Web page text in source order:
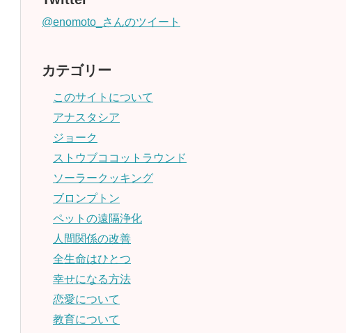
@enomoto_さんのツイート
カテゴリー
このサイトについて
アナスタシア
ジョーク
ストウブココットラウンド
ソーラークッキング
ブロンプトン
ペットの遠隔浄化
人間関係の改善
全生命はひとつ
幸せになる方法
恋愛について
教育について